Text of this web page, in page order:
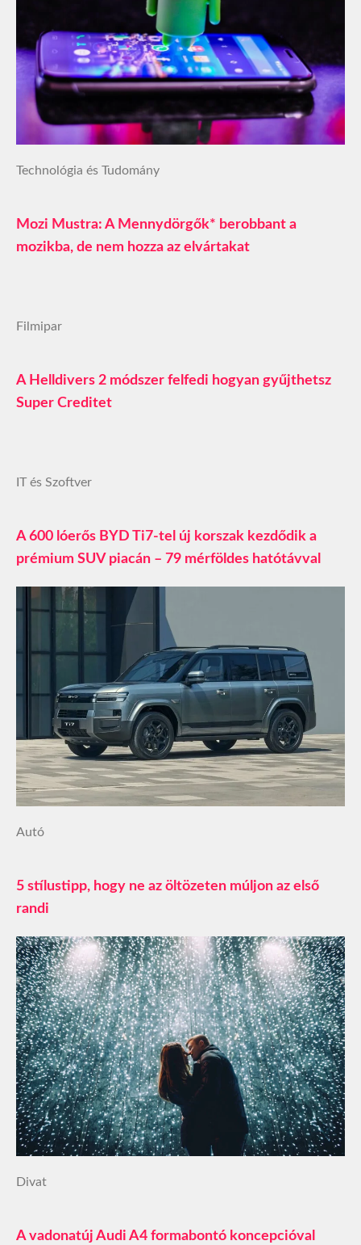
Technológia és Tudomány
Mozi Mustra: A Mennydörgők* berobbant a
mozikba, de nem hozza az elvártakat
Filmipar
A Helldivers 2 módszer felfedi hogyan gyűjthetsz
Super Creditet
IT és Szoftver
A 600 lóerős BYD Ti7-tel új korszak kezdődik a
prémium SUV piacán – 79 mérföldes hatótávval
Autó
5 stílustipp, hogy ne az öltözeten múljon az első
randi
Divat
A vadonatúj Audi A4 formabontó koncepcióval